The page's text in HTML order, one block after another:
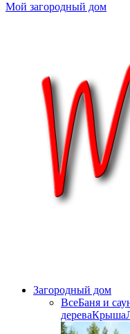
Мой загородный дом
Загородный дом
ВсеБаня и
дереваКрыша